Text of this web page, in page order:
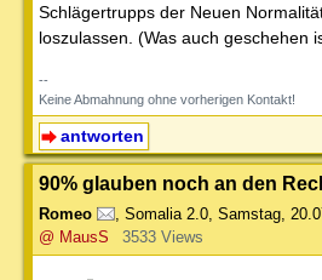
Schlägertrupps der Neuen
loszulassen. (Was auch geschehen
--
Keine Abmahnung ohne vorherigen Kontakt!
antworten
90% glauben noch an den
Romeo , Somalia 2.0, Samstag,
@ MausS
3533 Views